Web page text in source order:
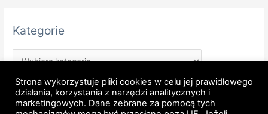
Kategorie
Strona wykorzystuje pliki cookies w celu jej prawidłowego
działania, korzystania z narzędzi analitycznych i
marketingowych. Dane zebrane za pomocą tych